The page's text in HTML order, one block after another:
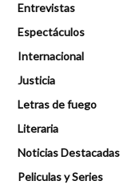
Entrevistas
Espectáculos
Internacional
Justicia
Letras de fuego
Literaria
Noticias Destacadas
Peliculas y Series